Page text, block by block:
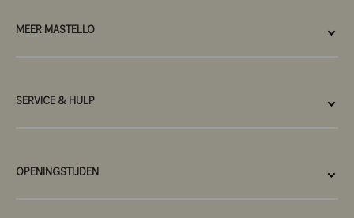
MEER MASTELLO
SERVICE & HULP
OPENINGSTIJDEN